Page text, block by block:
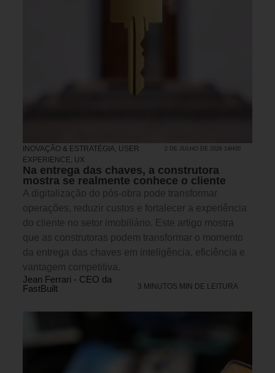
INOVAÇÃO & ESTRATÉGIA, USER
EXPERIENCE, UX
2 DE JULHO DE 2026 14H00
Na entrega das chaves, a construtora
mostra se realmente conhece o cliente
A digitalização do pós-obra pode transformar
operações, reduzir custos e fortalecer a experiência
do cliente no setor imobiliário. Este artigo mostra
que as construtoras podem transformar o momento
da entrega das chaves em inteligência, eficiência e
vantagem competitiva.
Jean Ferrari - CEO da
FastBuilt
3 MINUTOS MIN DE LEITURA